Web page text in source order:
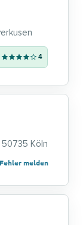
4
Köln
Fehler melden